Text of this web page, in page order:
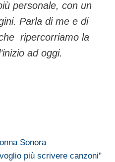
personale, con un
Parla di me e di
ripercorriamo la
ad oggi.
Sonora
più scrivere canzoni"